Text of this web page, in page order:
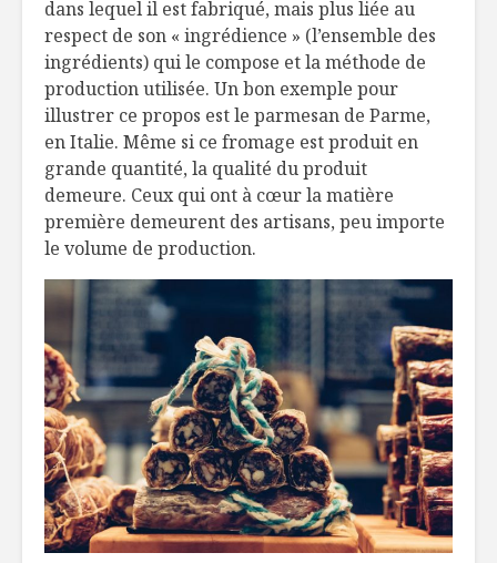
dans lequel il est fabriqué, mais plus liée au
respect de son « ingrédience » (l’ensemble des
ingrédients) qui le compose et la méthode de
production utilisée. Un bon exemple pour
illustrer ce propos est le parmesan de Parme,
en Italie. Même si ce fromage est produit en
grande quantité, la qualité du produit
demeure. Ceux qui ont à cœur la matière
première demeurent des artisans, peu importe
le volume de production.